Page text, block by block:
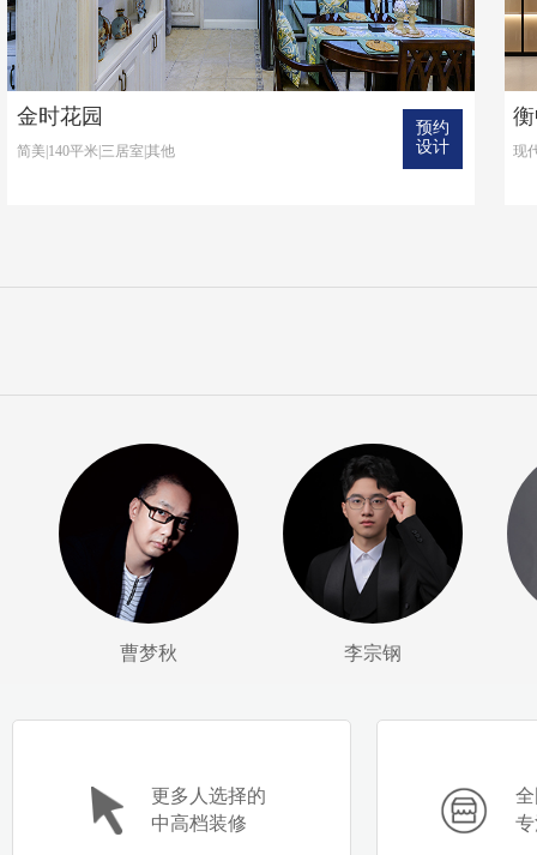
预约
设计
金时花园
简美|140平米|三居室|其他 现
曹梦秋 李宗钢
更多人选择的
中高档装修